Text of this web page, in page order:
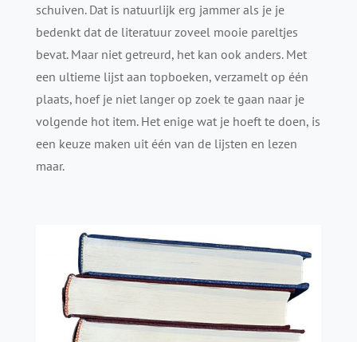
schuiven. Dat is natuurlijk erg jammer als je je
bedenkt dat de literatuur zoveel mooie pareltjes
bevat. Maar niet getreurd, het kan ook anders. Met
een ultieme lijst aan topboeken, verzamelt op één
plaats, hoef je niet langer op zoek te gaan naar je
volgende hot item. Het enige wat je hoeft te doen, is
een keuze maken uit één van de lijsten en lezen
maar.